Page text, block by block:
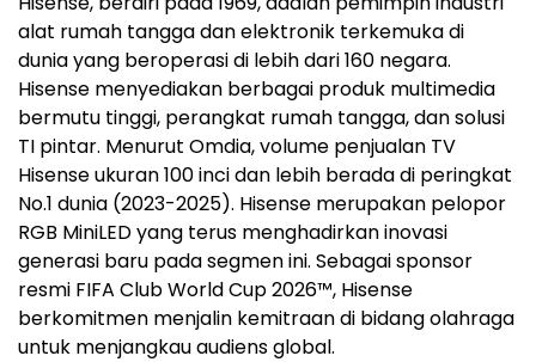
alat rumah tangga dan elektronik terkemuka di
dunia yang beroperasi di lebih dari 160 negara.
Hisense menyediakan berbagai produk multimedia
bermutu tinggi, perangkat rumah tangga, dan solusi
TI pintar. Menurut Omdia, volume penjualan TV
Hisense ukuran 100 inci dan lebih berada di peringkat
No.1 dunia (2023-2025). Hisense merupakan pelopor
RGB MiniLED yang terus menghadirkan inovasi
generasi baru pada segmen ini. Sebagai sponsor
resmi FIFA Club World Cup 2026™, Hisense
berkomitmen menjalin kemitraan di bidang olahraga
untuk menjangkau audiens global.